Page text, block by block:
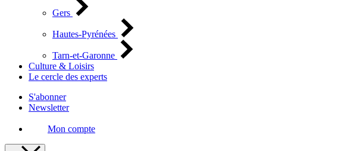
Gers
Hautes-Pyrénées
Tarn-et-Garonne
Culture & Loisirs
Le cercle des experts
S'abonner
Newsletter
Mon compte